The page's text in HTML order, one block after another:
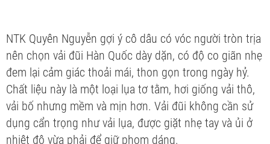
NTK Quyên Nguyễn gợi ý cô dâu có vóc người tròn trịa
nên chọn vải đũi Hàn Quốc dày dặn, có độ co giãn nhẹ
đem lại cảm giác thoải mái, thon gọn trong ngày hỷ.
Chất liệu này là một loại lụa tơ tằm, hơi giống vải thô,
vải bố nhưng mềm và mịn hơn. Vải đũi không cần sử
dụng cẩn trọng như vải lụa, được giặt nhẹ tay và ủi ở
nhiệt độ vừa phải để giữ phom dáng.